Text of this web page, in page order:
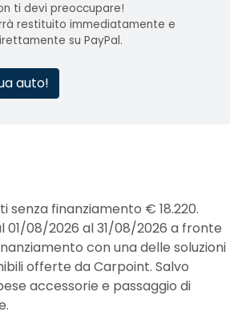
ti devi preoccupare!
restituito immediatamente e
su PayPal.
auto!
senza finanziamento € 18.220.
01/08/2026 al 31/08/2026 a fronte
con una delle soluzioni
offerte da Carpoint. Salvo
accessorie e passaggio di